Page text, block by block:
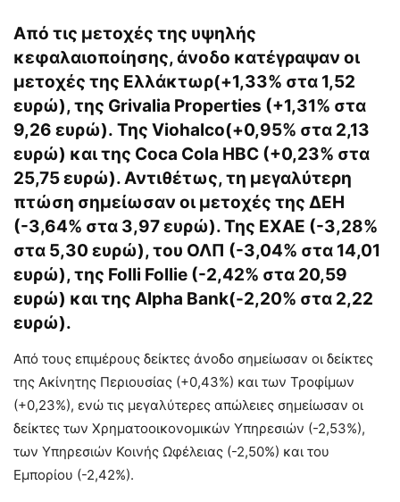
Από τις μετοχές της υψηλής
κεφαλαιοποίησης, άνοδο κατέγραψαν οι
μετοχές της Ελλάκτωρ(+1,33% στα 1,52
ευρώ), της Grivalia Properties (+1,31% στα
9,26 ευρώ). Της Viohalco(+0,95% στα 2,13
ευρώ) και της Coca Cola HBC (+0,23% στα
25,75 ευρώ). Αντιθέτως, τη μεγαλύτερη
πτώση σημείωσαν οι μετοχές της ΔΕΗ
(-3,64% στα 3,97 ευρώ). Της ΕΧΑΕ (-3,28%
στα 5,30 ευρώ), του ΟΛΠ (-3,04% στα 14,01
ευρώ), της Folli Follie (-2,42% στα 20,59
ευρώ) και της Alpha Bank(-2,20% στα 2,22
ευρώ).
Από τους επιμέρους δείκτες άνοδο σημείωσαν οι δείκτες
της Ακίνητης Περιουσίας (+0,43%) και των Τροφίμων
(+0,23%), ενώ τις μεγαλύτερες απώλειες σημείωσαν οι
δείκτες των Χρηματοοικονομικών Υπηρεσιών (-2,53%),
των Υπηρεσιών Κοινής Ωφέλειας (-2,50%) και του
Εμπορίου (-2,42%).